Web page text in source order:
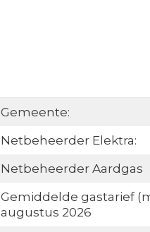
Gemeente:
Netbeheerder Elektra:
Netbeheerder Aardgas
Gemiddelde gastarief
augustus 2026